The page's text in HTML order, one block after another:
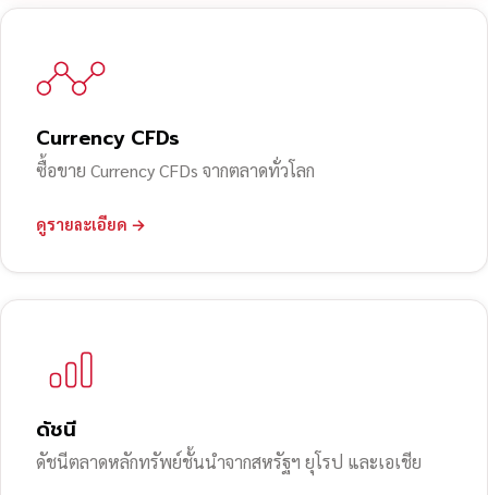
Currency CFDs
ซื้อขาย Currency CFDs จากตลาดทั่วโลก
ดูรายละเอียด →
ดัชนี
ดัชนีตลาดหลักทรัพย์ชั้นนำจากสหรัฐฯ ยุโรป และเอเชีย